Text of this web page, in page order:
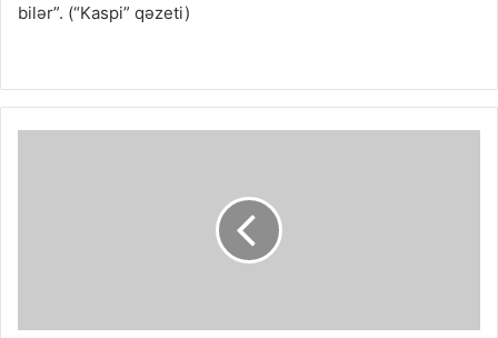
bilər”. (“Kaspi” qəzeti)